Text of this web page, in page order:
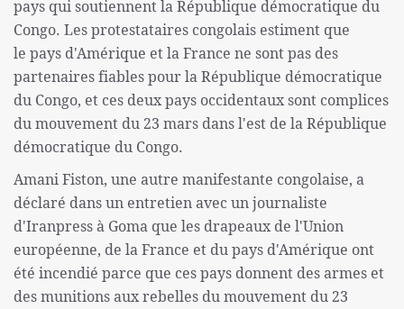
pays qui soutiennent la République démocratique du
Congo. Les protestataires congolais estiment que
le pays d'Amérique et la France ne sont pas des
partenaires fiables pour la République démocratique
du Congo, et ces deux pays occidentaux sont complices
du mouvement du 23 mars dans l'est de la République
démocratique du Congo.
Amani Fiston, une autre manifestante congolaise, a
déclaré dans un entretien avec un journaliste
d'Iranpress à Goma que les drapeaux de l'Union
européenne, de la France et du pays d'Amérique ont
été incendié parce que ces pays donnent des armes et
des munitions aux rebelles du mouvement du 23